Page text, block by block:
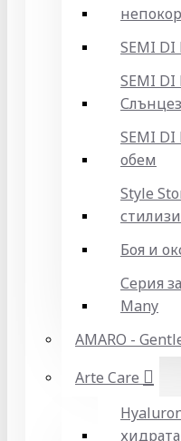
SEMI DI
SEMI DI
SEMI DI
обем
Style
Боя и
Серия
Many
AMARO -
Arte Care